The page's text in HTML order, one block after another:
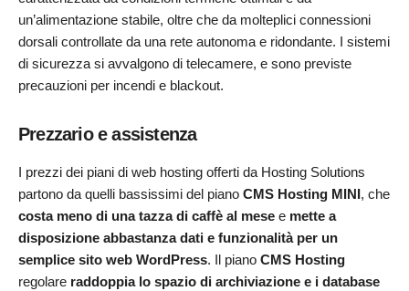
un’alimentazione stabile, oltre che da molteplici connessioni
dorsali controllate da una rete autonoma e ridondante. I sistemi
di sicurezza si avvalgono di telecamere, e sono previste
precauzioni per incendi e blackout.
Prezzario e assistenza
I prezzi dei piani di web hosting offerti da Hosting Solutions
partono da quelli bassissimi del piano CMS Hosting MINI , che
costa meno di una tazza di caffè al mese e mette a
disposizione abbastanza dati e funzionalità per un
semplice sito web WordPress. Il piano CMS Hosting
regolare raddoppia lo spazio di archiviazione e i database